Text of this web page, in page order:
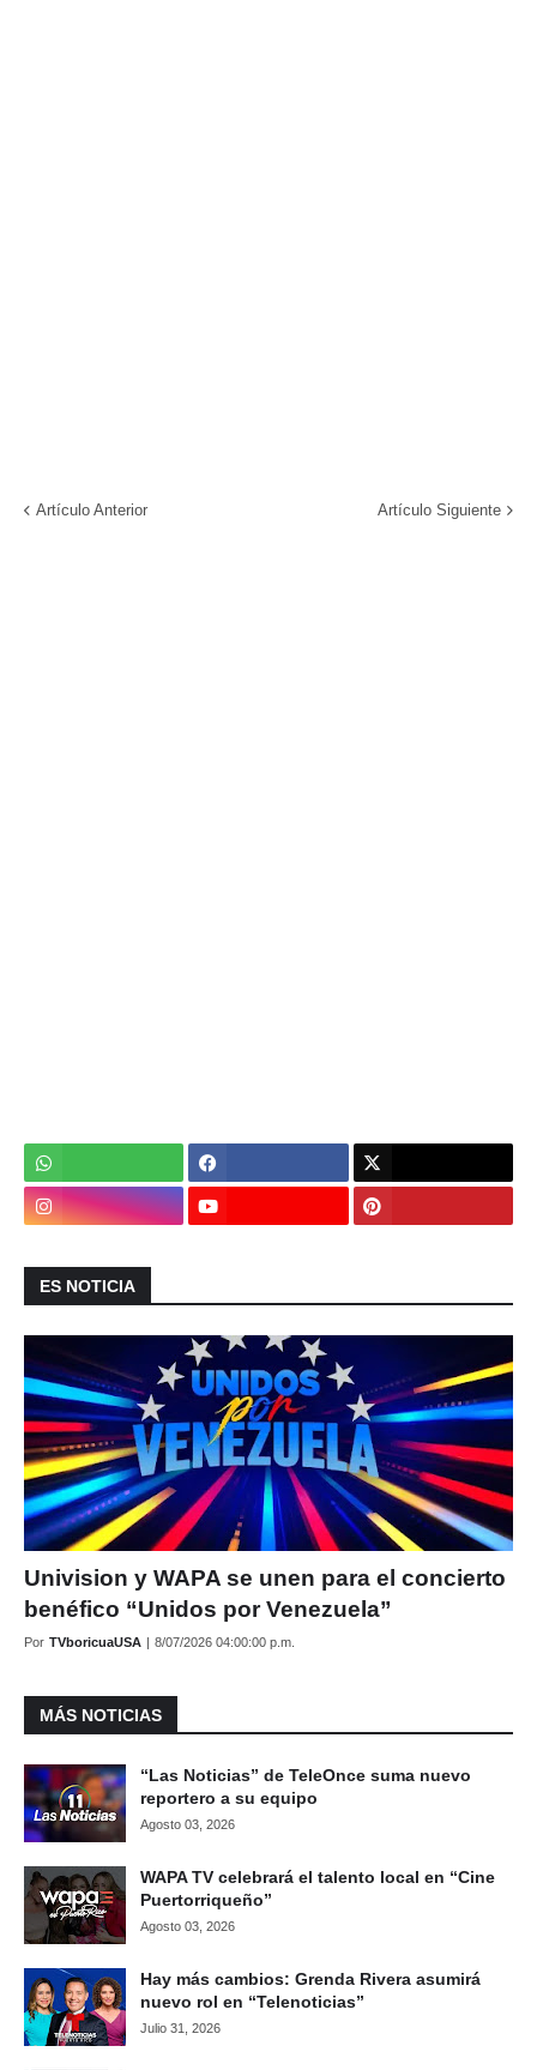
Artículo Anterior Artículo Siguiente
ES NOTICIA
Univision y WAPA se unen para el concierto
benéfico “Unidos por Venezuela”
Por TVboricuaUSA 8/07/2026 04:00:00 p.m.
MÁS NOTICIAS
“Las Noticias” de TeleOnce suma nuevo
reportero a su equipo
Agosto 03, 2026
WAPA TV celebrará el talento local en “Cine
Puertorriqueño”
Agosto 03, 2026
Hay más cambios: Grenda Rivera asumirá
nuevo rol en “Telenoticias”
Julio 31, 2026